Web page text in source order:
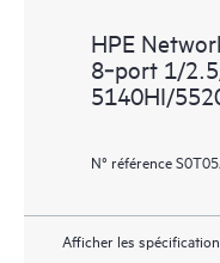
HPE
8‑port 1/
5140HI/
N° référence
Afficher les